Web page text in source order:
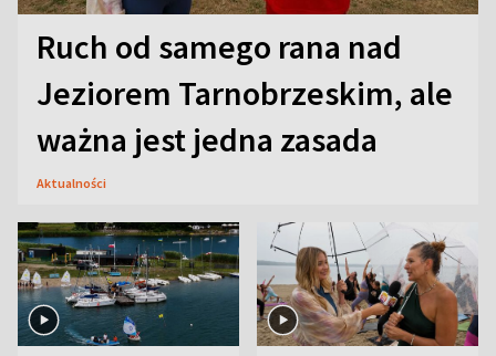
Ruch od samego rana nad
Jeziorem Tarnobrzeskim, ale
ważna jest jedna zasada
Aktualności